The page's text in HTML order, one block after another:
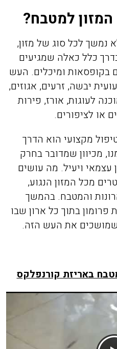
למטבח?
לכל סוג של מזון,
כלל כאלה שמגיעים
ומיכלים. העש
יבשה, זרעים, אגוזים,
לעוגות, אורז, פירות
או לציפורים.
מקצועי הוא הדרך
מכיוון שמדובר בחרק
ויעיל. מה עושים
מכל המזון הנגוע,
והמטבח. בהמשך
פרומון בתוך כל ארון שבו
שמושכים את העש הזה.
באריזת קורנפלקס